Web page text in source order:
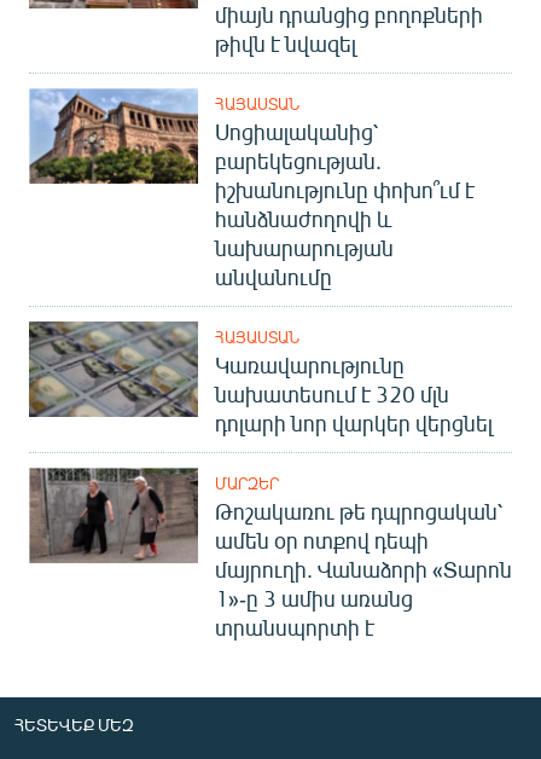
միայն դրանցից բողոքների
թիվն է նվազել
ՀԱՅԱՍՏԱՆ
Սոցիալականից՝
բարեկեցության.
իշխանությունը փոխո՞ւմ է
հանձնաժողովի և
նախարարության
անվանումը
ՀԱՅԱՍՏԱՆ
Կառավարությունը
նախատեսում է 320 մլն
դոլարի նոր վարկեր վերցնել
ՄԱՐԶԵՐ
Թոշակառու թե դպրոցական՝
ամեն օր ոտքով դեպի
մայրուղի. Վանաձորի «Տարոն
1»-ը 3 ամիս առանց
տրանսպորտի է
ՀԵՏԵՎԵՔ ՄԵԶ